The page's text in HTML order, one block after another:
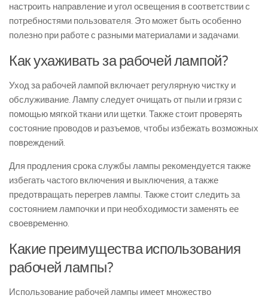
настроить направление и угол освещения в соответствии с
потребностями пользователя. Это может быть особенно
полезно при работе с разными материалами и задачами.
Как ухаживать за рабочей лампой?
Уход за рабочей лампой включает регулярную чистку и
обслуживание. Лампу следует очищать от пыли и грязи с
помощью мягкой ткани или щетки. Также стоит проверять
состояние проводов и разъемов, чтобы избежать возможных
повреждений.
Для продления срока службы лампы рекомендуется также
избегать частого включения и выключения, а также
предотвращать перегрев лампы. Также стоит следить за
состоянием лампочки и при необходимости заменять ее
своевременно.
Какие преимущества использования
рабочей лампы?
Использование рабочей лампы имеет множество